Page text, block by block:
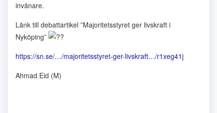
invånare.
Länk till debattartikel ”Majoritetsstyret ger livskraft i
Nyköping”
https://sn.se/…/majoritetsstyret-ger-livskraft…/r1xeg41j
Ahmad Eid (M)